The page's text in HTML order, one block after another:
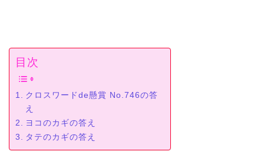
目次
クロスワードde懸賞 No.746の答
え
ヨコのカギの答え
タテのカギの答え